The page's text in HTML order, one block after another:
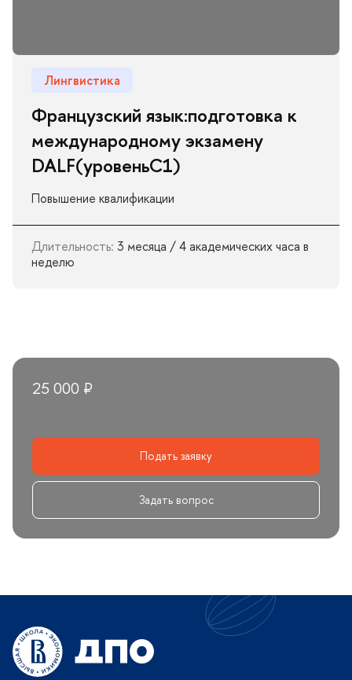
Лингвистика
Французский язык:подготовка к
международному экзамену
DALF(уровеньС1)
Повышение квалификации
Длительность: 3 месяца / 4 академических часа
неделю
25 000 ₽
Подать заявку
Задать вопрос